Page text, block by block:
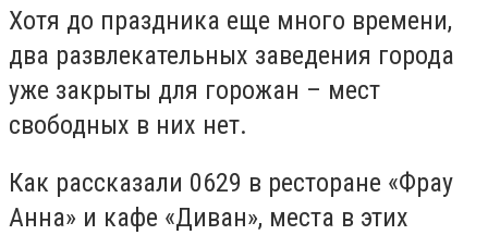
Хотя до праздника еще много времени,
два развлекательных заведения города
уже закрыты для горожан – мест
свободных в них нет.
Как рассказали 0629 в ресторане «Фрау
Анна» и кафе «Диван», места в этих